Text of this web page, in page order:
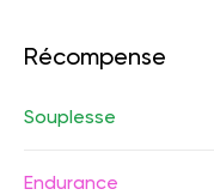
Récompense
Souplesse
Endurance